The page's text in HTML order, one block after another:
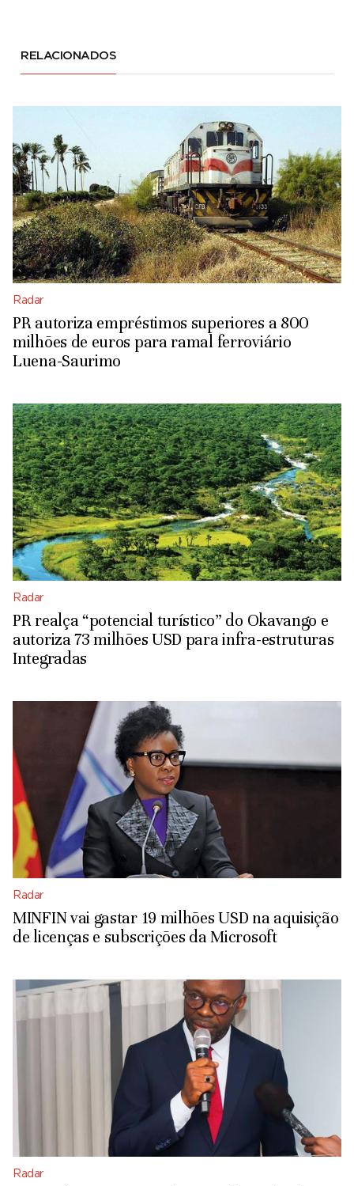
RELACIONADOS
Radar
PR autoriza empréstimos superiores a 800
milhões de euros para ramal ferroviário
Luena-Saurimo
Radar
PR realça “potencial turístico” do Okavango e
autoriza 73 milhões USD para infra-estruturas
Integradas
Radar
MINFIN vai gastar 19 milhões USD na aquisição
de licenças e subscrições da Microsoft
Radar